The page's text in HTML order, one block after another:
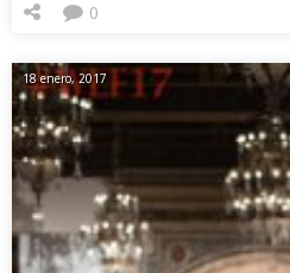
0
18 enero, 2017